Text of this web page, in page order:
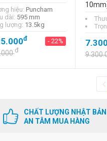
hiệu: Puncham
dài: 595 mm
lượng: 13.5kg
đ - 22%
đ
CHẤT LƯỢNG NHẬT BẢN
AN TÂM MUA HÀNG